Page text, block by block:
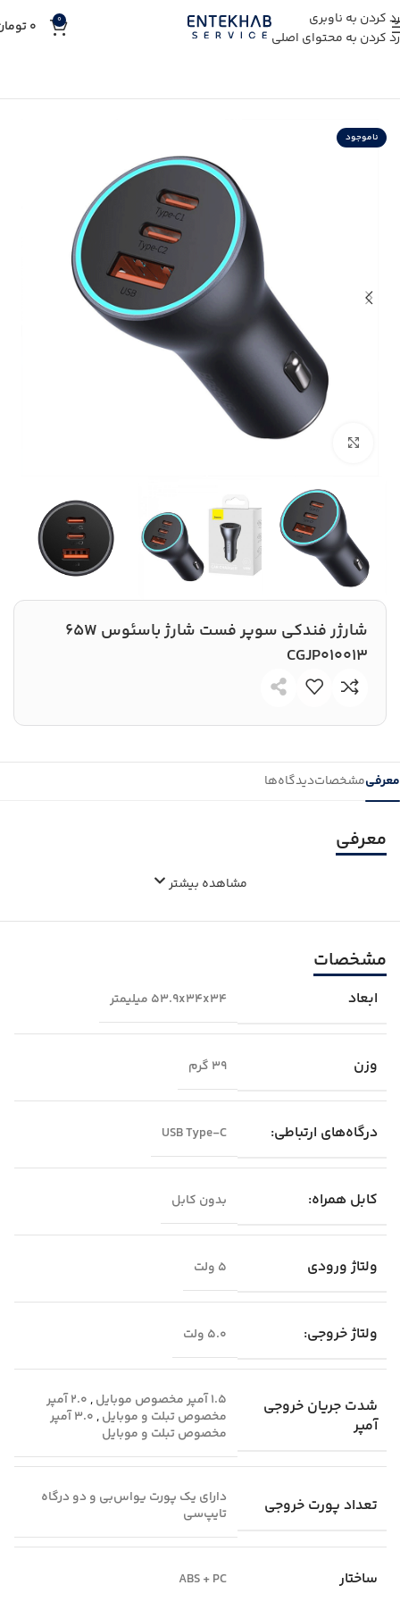
رد کردن به ناوبری
رد کردن به محتوای اصلی
0
0
ناموجود
بزرگنمایی تصویر
شارژر فندکی سوپر فست شارژ باسئوس 65W
CGJP010013
معرفیمشخصاتدیدگاه‌ها
معرفی
مشاهده بیشتر
مشخصات
ابعاد ۵۳.۹x۳۴x۳۴ میلیمتر
وزن ۳۹ گرم
درگاه‌های ارتباطی: USB Type-C
کابل همراه: بدون کابل
ولتاژ ورودی 5 ولت
ولتاژ خروجی: ۵.۰ ولت
شدت جریان خروجی
آمپر
۱.۵ آمپر مخصوص موبایل ,
۲.۰ آمپر
مخصوص تبلت و موبایل,
۳.۰ آمپر
مخصوص تبلت و موبایل
تعداد پورت خروجی
دارای یک پورت یواس‌بی و دو درگاه
تایپ‌سی
ساختار ABS + PC